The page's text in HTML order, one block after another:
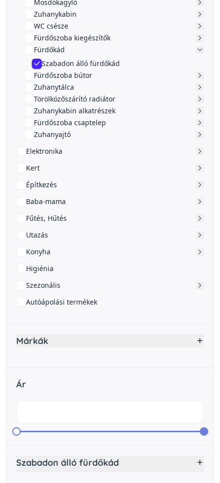
Mosdókagyló
Zuhanykabin
WC csésze
Fürdőszoba kiegészítők
Fürdőkád
Szabadon álló fürdőkád
Fürdőszoba bútor
Zuhanytálca
Törölközőszárító radiátor
Zuhanykabin alkatrészek
Fürdőszoba csaptelep
Zuhanyajtó
Elektronika
Kert
Építkezés
Baba-mama
Fűtés, Hűtés
Utazás
Konyha
Higiénia
Szezonális
Autóápolási termékek
Márkák
Ár
Szabadon álló fürdőkád